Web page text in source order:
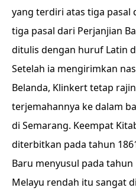
yang terdiri atas tiga pasal
tiga pasal dari Perjanjian
ditulis dengan huruf Latin
Setelah ia mengirimkan
Belanda, Klinkert tetap
terjemahannya ke dalam
di Semarang. Keempat
diterbitkan pada tahun
Baru menyusul pada tahun
Melayu rendah itu sangat